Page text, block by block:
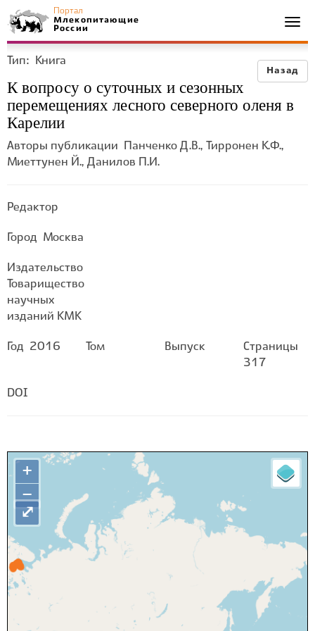
Портал
Млекопитающие
России
Назад
Тип: Книга
К вопросу о суточных и сезонных
перемещениях лесного северного оленя в
Карелии
Авторы публикации
Панченко Д.В., Тирронен К.Ф.,
Миеттунен Й., Данилов П.И.
Редактор
Город Москва
Издательство
Товарищество
научных
изданий КМК
Год 2016 Том Выпуск
Страницы
317
DOI
+
−
⤢